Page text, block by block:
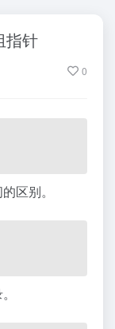
指针
0
区别。